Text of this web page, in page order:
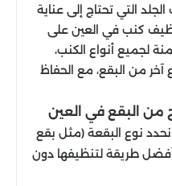
التي تحتاج إلى عناية
كنب في العين على
لجميع أنواع الكنب،
من البقع، مع الحفاظ
من البقع في العين
نحدد نوع البقعة (مثل بقع
أفضل طريقة لتنظيفها دون